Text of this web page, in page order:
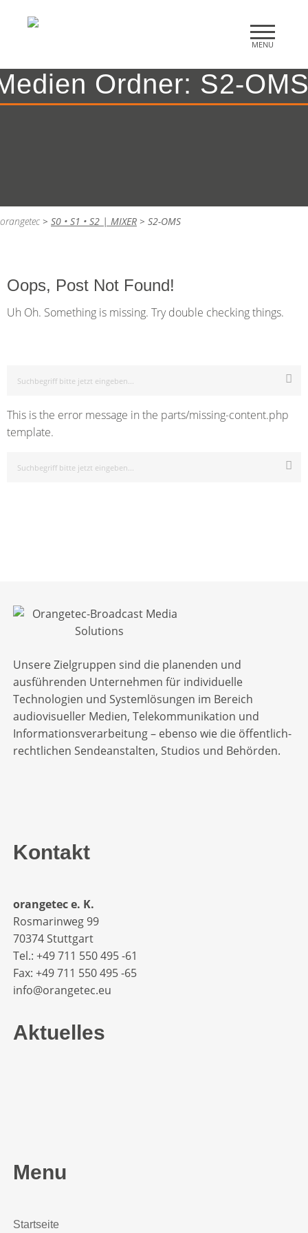
Ordner: S2-
orangetec > S0 • S1 • S2 | MIXER > S2-OMS
Oops, Post Not Found!
Uh Oh. Something is missing. Try double checking things.
This is the error message in the parts/missing-content.php
template.
Unsere Zielgruppen sind die planenden und
ausführenden Unternehmen für individuelle
Technologien und Systemlösungen im Bereich
audiovisueller Medien, Telekommunikation und
Informationsverarbeitung – ebenso wie die öffentlich-
rechtlichen Sendeanstalten, Studios und Behörden.
Kontakt
orangetec e. K.
Rosmarinweg 99
70374 Stuttgart
Tel.: +49 711 550 495 -61‬
Fax: +49 711 550 495 -65‬
info@orangetec.eu
Aktuelles
Menu
Startseite